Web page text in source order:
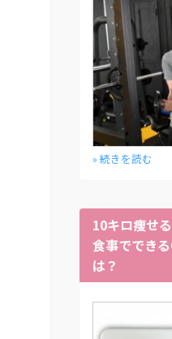
» 続きを読む
10キロ痩せ
食事ででき
は？